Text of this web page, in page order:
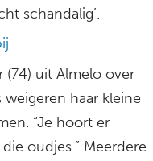
schandalig’.
(74) uit Almelo over
weigeren haar kleine
“Je hoort er
oudjes.” Meerdere